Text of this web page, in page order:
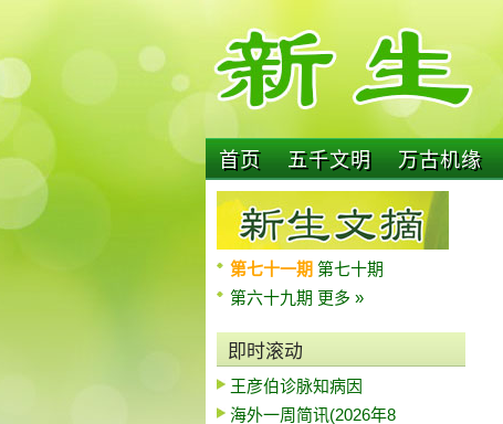
首页 五千文明 万古机缘
第七十一期 第七十期
第六十九期 更多 »
即时滚动
王彦伯诊脉知病因
海外一周简讯(2026年8